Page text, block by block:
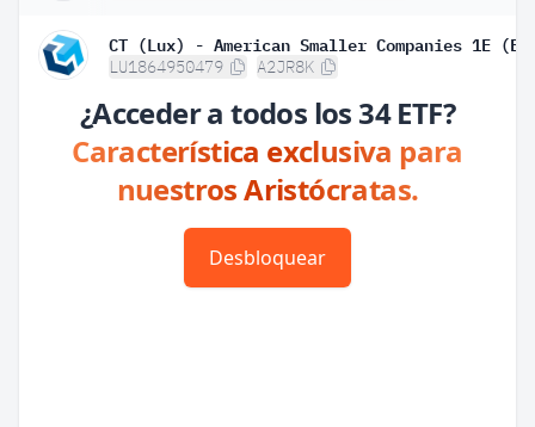
LU1864950479 A2JR8K
¿Acceder a todos los 34 ETF?
Característica exclusiva para
nuestros Aristócratas.
Desbloquear